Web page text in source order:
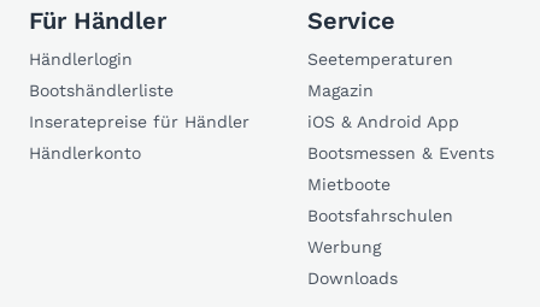
Für Händler
Händlerlogin
Bootshändlerliste
Inseratepreise für Händler
Händlerkonto
Service
Seetemperaturen
Magazin
iOS & Android App
Bootsmessen & Events
Mietboote
Bootsfahrschulen
Werbung
Downloads